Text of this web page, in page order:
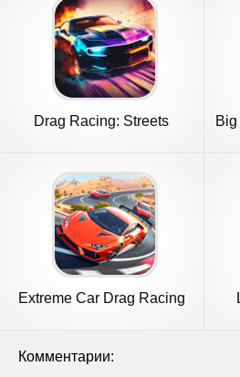
Drag Racing: Streets
Extreme Car Drag Racing
Комментарии: